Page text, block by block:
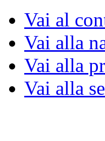
Vai al
Vai alla
Vai alla
Vai alla